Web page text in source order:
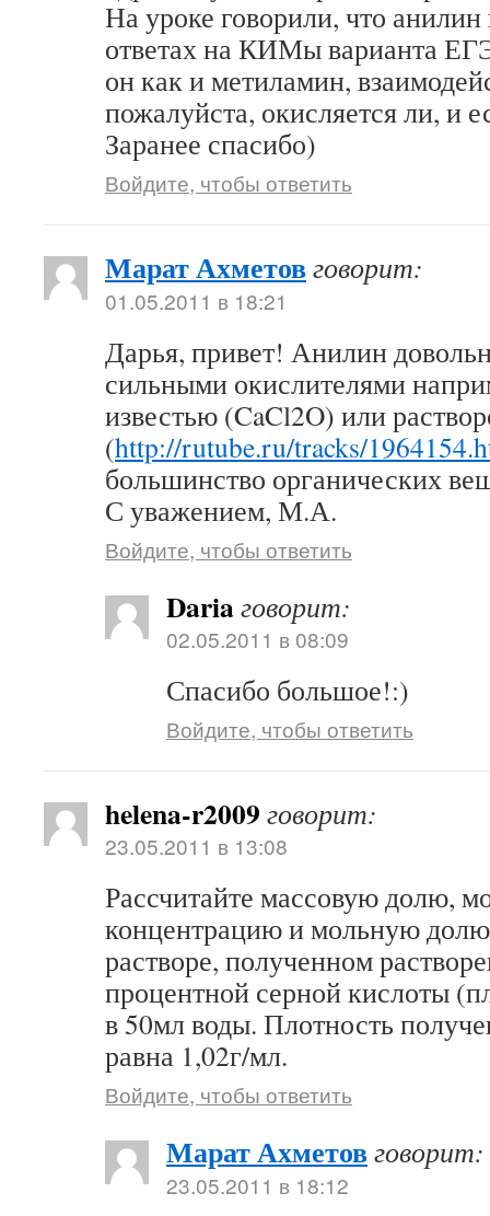
На уроке говорили, что анилин
ответах на КИМы варианта
он как и метиламин,
пожалуйста, окисляется ли, и
Заранее спасибо)
Войдите, чтобы ответить
Марат Ахметовговорит:
01.05.2011 в 18:21
Дарья, привет! Анилин
сильными окислителями
известью (CaCl2O) или
(http://rutube.ru/tracks/
большинство органических
С уважением, М.А.
Войдите, чтобы ответить
Dariaговорит:
02.05.2011 в 08:09
Спасибо большое!:)
Войдите, чтобы ответить
helena-r2009 говорит:
23.05.2011 в 13:08
Рассчитайте массовую долю,
концентрацию и мольную
растворе, полученном
процентной серной кислоты
в 50мл воды. Плотность
равна 1,02г/мл.
Войдите, чтобы ответить
Марат Ахметовговорит:
23.05.2011 в 18:12